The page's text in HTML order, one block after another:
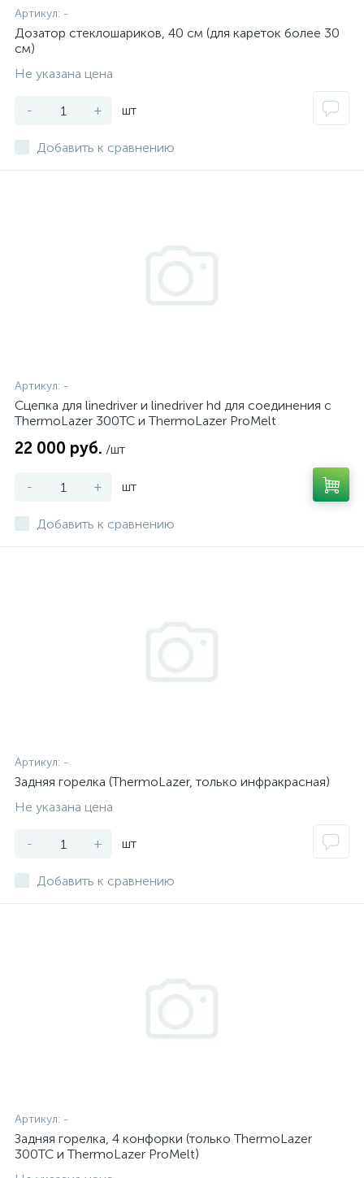
Артикул: -
Дозатор стеклошариков, 40 см (для кареток более 30
см)
Не указана цена
- + шт
Добавить к сравнению
Артикул: -
Сцепка для linedriver и linedriver hd для соединения с
ThermoLazer 300TC и ThermoLazer ProMelt
22 000 руб. /шт
- + шт
Добавить к сравнению
Артикул: -
Задняя горелка (ThermoLazer, только инфракрасная)
Не указана цена
- + шт
Добавить к сравнению
Артикул: -
Задняя горелка, 4 конфорки (только ThermoLazer
300TC и ThermoLazer ProMelt)